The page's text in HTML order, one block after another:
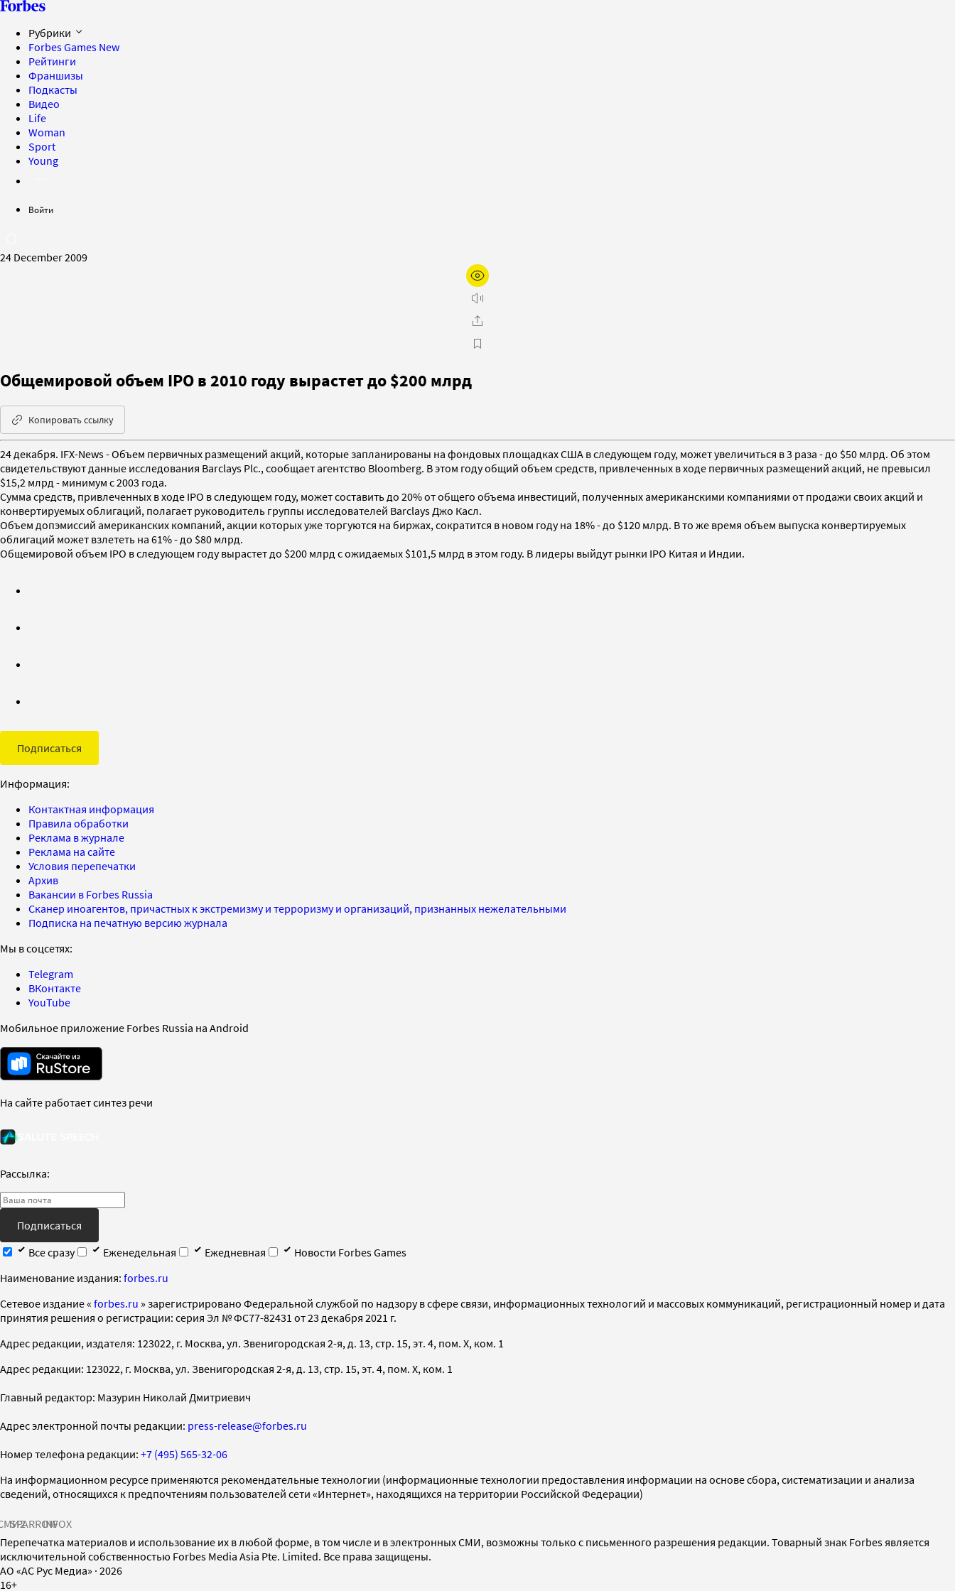
Рубрики
Forbes Games New
Рейтинги
Франшизы
Подкасты
Видео
Life
Woman
Sport
Young
Войти
24 December 2009
Общемировой объем IPO в 2010 году вырастет до $200 млрд
Копировать ссылку
24 декабря. IFX-News - Объем первичных размещений акций, которые запланированы на фондовых площадках США в следующем году, может увеличиться в 3 раза - до $50 млрд. Об этом
свидетельствуют данные исследования Barclays Plc., сообщает агентство Bloomberg. В этом году общий объем средств, привлеченных в ходе первичных размещений акций, не превысил
$15,2 млрд - минимум с 2003 года.
Сумма средств, привлеченных в ходе IPO в следующем году, может составить до 20% от общего объема инвестиций, полученных американскими компаниями от продажи своих акций и
конвертируемых облигаций, полагает руководитель группы исследователей Barclays Джо Касл.
Объем допэмиссий американских компаний, акции которых уже торгуются на биржах, сократится в новом году на 18% - до $120 млрд. В то же время объем выпуска конвертируемых
облигаций может взлететь на 61% - до $80 млрд.
Общемировой объем IPO в следующем году вырастет до $200 млрд с ожидаемых $101,5 млрд в этом году. В лидеры выйдут рынки IPO Китая и Индии.
Подписаться
Информация:
Контактная информация
Правила обработки
Реклама в журнале
Реклама на сайте
Условия перепечатки
Архив
Вакансии в Forbes Russia
Сканер иноагентов, причастных к экстремизму и терроризму и организаций, признанных нежелательными
Подписка на печатную версию журнала
Мы в соцсетях:
Telegram
ВКонтакте
YouTube
Мобильное приложение Forbes Russia на Android
На сайте работает синтез речи
Рассылка:
Подписаться
Все сразу
Еженедельная Ежедневная
Новости Forbes Games
Наименование издания: forbes.ru
Cетевое издание « forbes.ru » зарегистрировано Федеральной службой по надзору в сфере связи, информационных технологий и массовых коммуникаций, регистрационный номер и дата
принятия решения о регистрации: серия Эл № ФС77-82431 от 23 декабря 2021 г.
Адрес редакции, издателя: 123022, г. Москва, ул. Звенигородская 2-я, д. 13, стр. 15, эт. 4, пом. X, ком. 1
Адрес редакции: 123022, г. Москва, ул. Звенигородская 2-я, д. 13, стр. 15, эт. 4, пом. X, ком. 1
Главный редактор: Мазурин Николай Дмитриевич
Адрес электронной почты редакции: press-release@forbes.ru
Номер телефона редакции: +7 (495) 565-32-06
На информационном ресурсе применяются рекомендательные технологии (информационные технологии предоставления информации на основе сбора, систематизации и анализа
сведений, относящихся к предпочтениям пользователей сети «Интернет», находящихся на территории Российской Федерации)
SPARROWINFOX
Перепечатка материалов и использование их в любой форме, в том числе и в электронных СМИ, возможны только с письменного разрешения редакции. Товарный знак Forbes является
исключительной собственностью Forbes Media Asia Pte. Limited. Все права защищены.
AO «АС Рус Медиа» · 2026
16+